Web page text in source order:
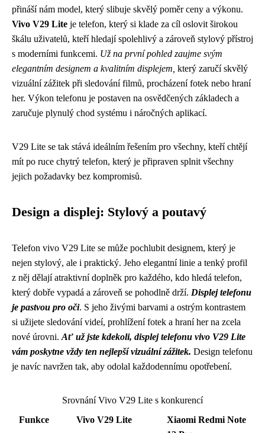
přináší nám model, který slibuje skvělý poměr ceny a výkonu.
Vivo V29 Lite je telefon, který si klade za cíl oslovit širokou
škálu uživatelů, kteří hledají spolehlivý a zároveň stylový přístroj
s moderními funkcemi. Už na první pohled zaujme svým
elegantním designem a kvalitním displejem, který zaručí skvělý
vizuální zážitek při sledování filmů, procházení fotek nebo hraní
her. Výkon telefonu je postaven na osvědčených základech a
zaručuje plynulý chod systému i náročných aplikací.
V29 Lite se tak stává ideálním řešením pro všechny, kteří chtějí
mít po ruce chytrý telefon, který je připraven splnit všechny
jejich požadavky bez kompromisů.
Design a displej: Stylový a poutavý
Telefon vivo V29 Lite se může pochlubit designem, který je
nejen stylový, ale i praktický. Jeho elegantní linie a tenký profil
z něj dělají atraktivní doplněk pro každého, kdo hledá telefon,
který dobře vypadá a zároveň se pohodlně drží. Displej telefonu
je pastvou pro oči. S jeho živými barvami a ostrým kontrastem
si užijete sledování videí, prohlížení fotek a hraní her na zcela
nové úrovni. Ať už jste kdekoli, displej telefonu vivo V29 Lite
vám poskytne vždy ten nejlepší vizuální zážitek. Design telefonu
je navíc navržen tak, aby odolal každodennímu opotřebení.
Srovnání Vivo V29 Lite s konkurencí
Funkce
Vivo V29 Lite
Xiaomi Redmi Note